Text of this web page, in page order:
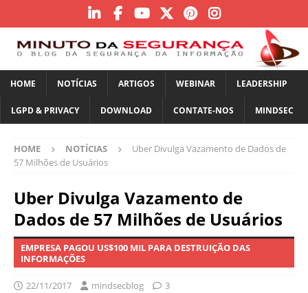
HOME NOTÍCIAS ARTIGOS WEBINAR LEADERSHIP
LGPD & PRIVACY DOWNLOAD CONTATE-NOS MINDSEC
HOME NOTÍCIAS
Uber Divulga Vazamento de Dados de
57 Milhões de Usuários
Uber Divulga Vazamento de
Dados de 57 Milhões de Usuários
EMPRESA PAGOU US$100 MIL PARA DESTRUIÇÃO DAS
INFORMAÇÕES
22/11/2017 mindsecblog 3